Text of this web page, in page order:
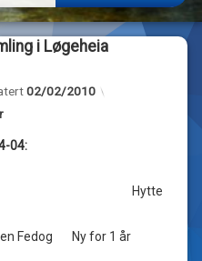
i Løgeheia
02/02/2010
04:
Hytte
Ny for 1 år